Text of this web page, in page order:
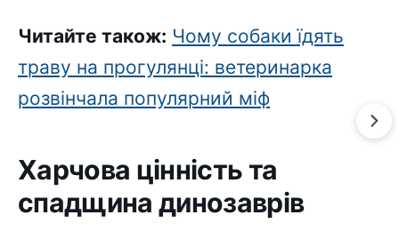
Читайте також: Чому собаки їдять
траву на прогулянці: ветеринарка
розвінчала популярний міф
Харчова цінність та
спадщина динозаврів